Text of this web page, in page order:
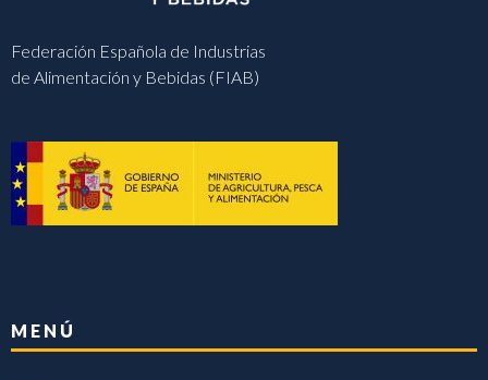
Federación Española de Industrias
de Alimentación y Bebidas (FIAB)
MENÚ